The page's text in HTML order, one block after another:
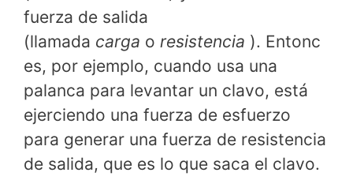
fuerza de salida
(llamada carga o resistencia ). Entonc
es, por ejemplo, cuando usa una
palanca para levantar un clavo, está
ejerciendo una fuerza de esfuerzo
para generar una fuerza de resistencia
de salida, que es lo que saca el clavo.